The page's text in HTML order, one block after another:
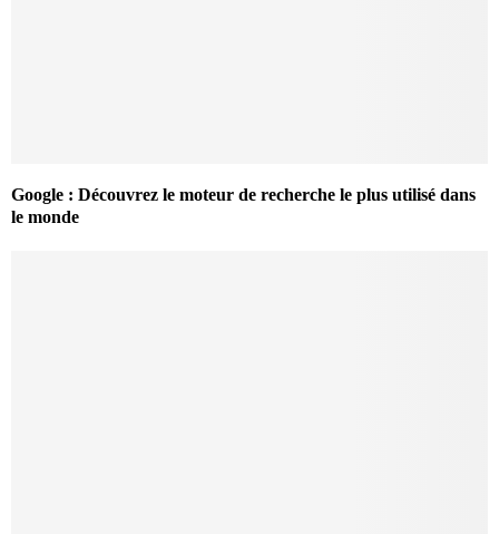
Google : Découvrez le moteur de recherche le plus utilisé dans
le monde